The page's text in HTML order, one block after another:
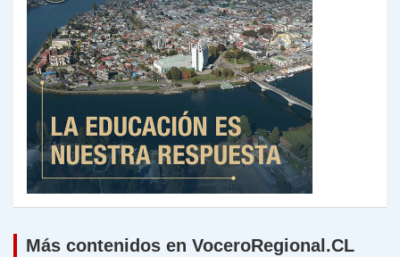
Más contenidos en VoceroRegional.CL